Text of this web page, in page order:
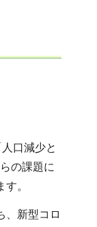
口減少と
の課題に
。
、新型コロ